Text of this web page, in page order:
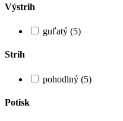
Výstrih
guľatý (5)
Strih
pohodlný (5)
Potisk